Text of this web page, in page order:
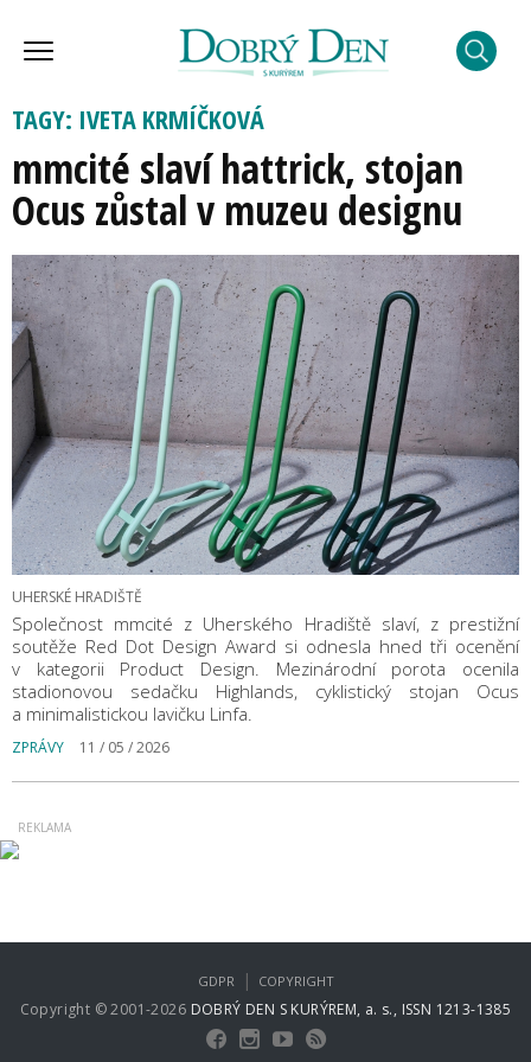
TAGY: IVETA KRMÍČKOVÁ
mmcité slaví hattrick, stojan
Ocus zůstal v muzeu designu
UHERSKÉ HRADIŠTĚ
Společnost mmcité z Uherského Hradiště slaví, z prestižní
soutěže Red Dot Design Award si odnesla hned tři ocenění
v kategorii Product Design. Mezinárodní porota ocenila
stadionovou sedačku Highlands, cyklistický stojan Ocus
a minimalistickou lavičku Linfa.
ZPRÁVY 11 / 05 / 2026
Copyright © 2001-2026 DOBRÝ DEN S KURÝREM, a. s., ISSN 1213-1385
GDPR | COPYRIGHT